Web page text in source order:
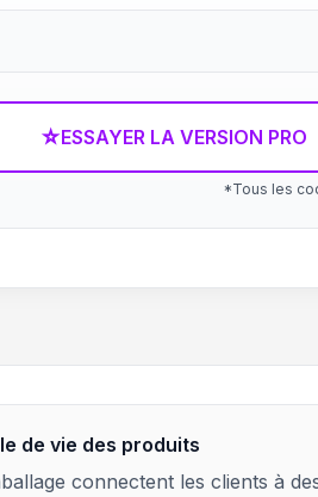
☆ESSAYER LA VERSION PRO
*Tous les
de vie des produits
connectent les clients à